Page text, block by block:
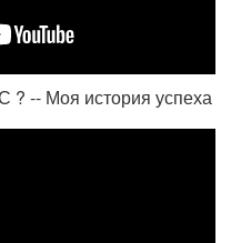
-- Моя история успеха